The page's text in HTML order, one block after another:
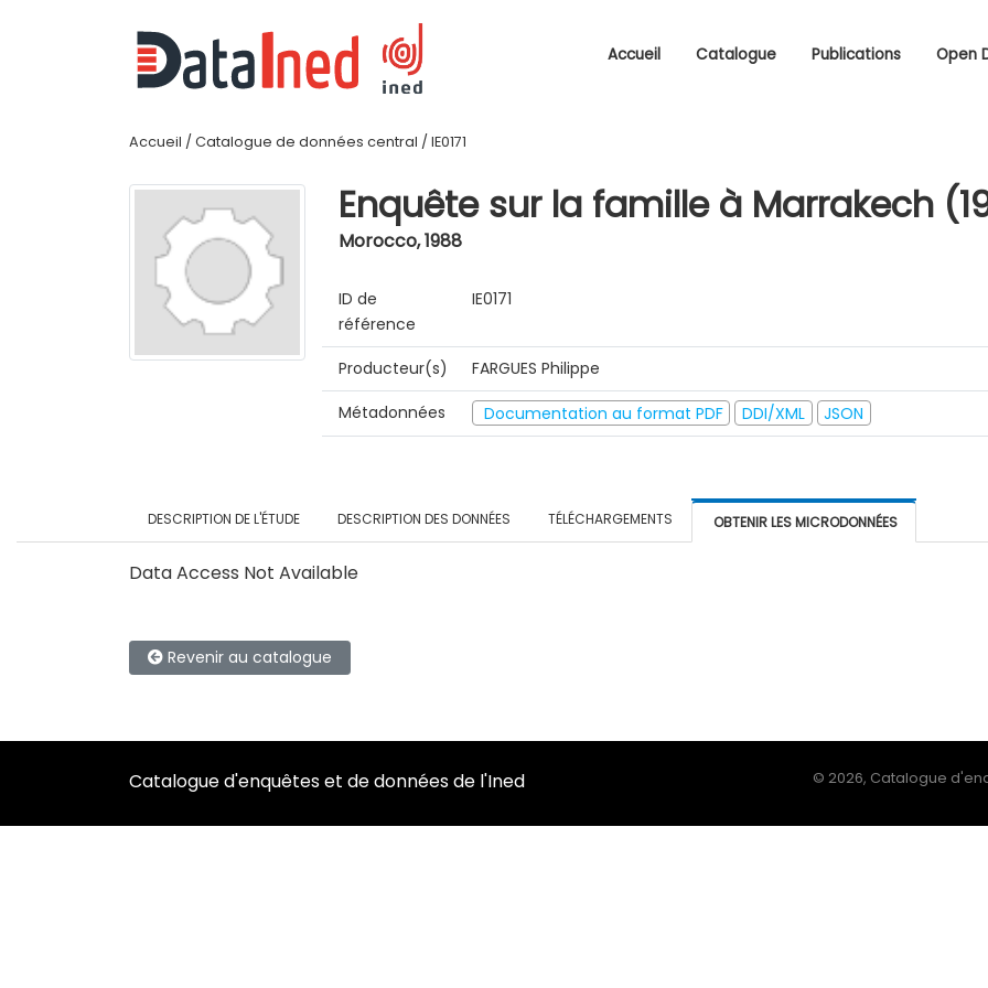
Accueil Catalogue Publications Open
Accueil / Catalogue de données central / IE0171
Enquête sur la famille à Marrakech
Morocco,1988
ID de
référence
IE0171
Producteur(s)
FARGUES Philippe
Métadonnées
Documentation au format PDF DDI/XML JSON
DESCRIPTION DE L'ÉTUDE DESCRIPTION DES DONNÉES TÉLÉCHARGEMENTS OBTENIR LES MICRODONNÉES
Data Access Not Available
Revenir au catalogue
Catalogue d'enquêtes et de données de l'Ined © 2026, Catalogue